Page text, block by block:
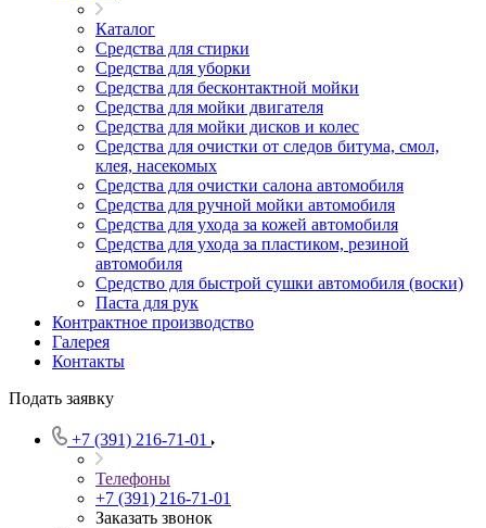
Каталог
Средства для стирки
Средства для уборки
Средства для бесконтактной мойки
Средства для мойки двигателя
Средства для мойки дисков и колес
Средства для очистки от следов битума, смол,
клея, насекомых
Средства для очистки салона автомобиля
Средства для ручной мойки автомобиля
Средства для ухода за кожей автомобиля
Средства для ухода за пластиком, резиной
автомобиля
Средство для быстрой сушки автомобиля (воски)
Паста для рук
Контрактное производство
Галерея
Контакты
Подать заявку
+7 (391) 216-71-01
Телефоны
+7 (391) 216-71-01
Заказать звонок